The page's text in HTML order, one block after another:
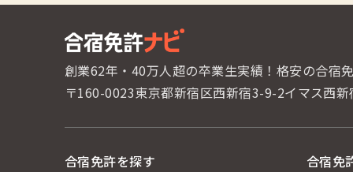
創業62年・40万人超の卒業生実績！ 格安の合宿
〒160-0023東京都新宿区西新宿3-9-2イマス西
合宿免許を探す 合宿免